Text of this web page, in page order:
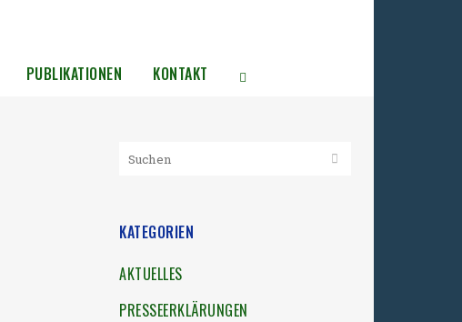
PUBLIKATIONEN KONTAKT
KATEGORIEN
AKTUELLES
PRESSEERKLÄRUNGEN